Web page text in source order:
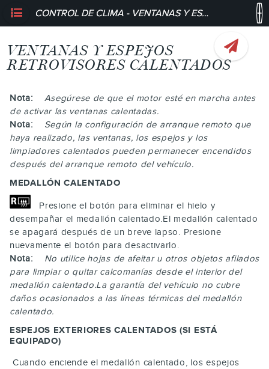
CONTROL DE CLIMA - VENTANAS Y ESPEJOS RETROVISORES CALENTADOS
VENTANAS Y ESPEJOS
RETROVISORES CALENTADOS
Nota:
Asegúrese de que el motor esté en marcha antes
de activar las ventanas calentadas.
Nota:
Según la configuración de arranque remoto que
haya realizado, las ventanas, los espejos y los
limpiadores calentados pueden permanecer encendidos
después del arranque remoto del vehículo.
MEDALLÓN CALENTADO
Presione el botón para eliminar el hielo y
desempañar el medallón calentado.El medallón calentado
se apagará después de un breve lapso. Presione
nuevamente el botón para desactivarlo.
Nota:
No utilice hojas de afeitar u otros objetos afilados
para limpiar o quitar calcomanías desde el interior del
medallón calentado.La garantía del vehículo no cubre
daños ocasionados a las líneas térmicas del medallón
calentado.
ESPEJOS EXTERIORES CALENTADOS (SI ESTÁ
EQUIPADO)
Cuando enciende el medallón calentado, los espejos